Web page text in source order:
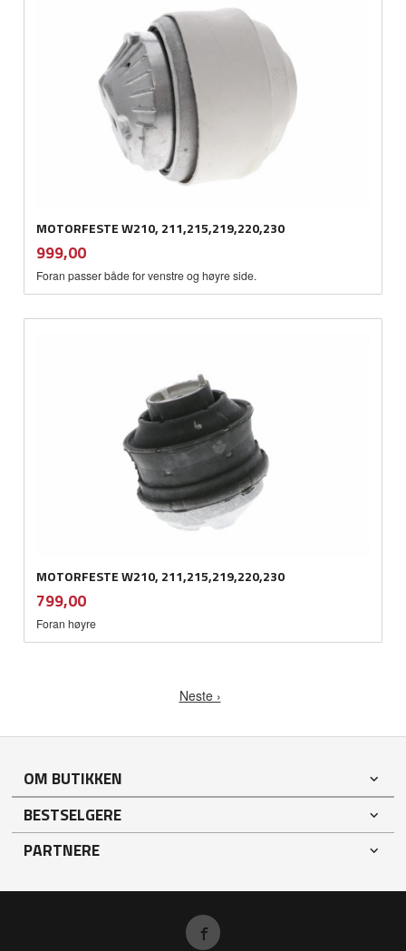
MOTORFESTE W210, 211,215,219,220,230
Pris
999,00mva.
Foran passer både for venstre og høyre side.
MOTORFESTE W210, 211,215,219,220,230
Pris
799,00mva.
Foran høyre
Neste ›
OM BUTIKKEN
BESTSELGERE
PARTNERE